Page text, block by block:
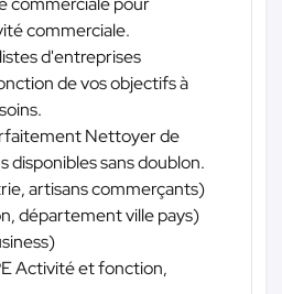
commerciale.
d'entreprises
de vos objectifs à
Nettoyer de
disponibles sans doublon.
artisans commerçants)
département ville pays)
Activité et fonction,